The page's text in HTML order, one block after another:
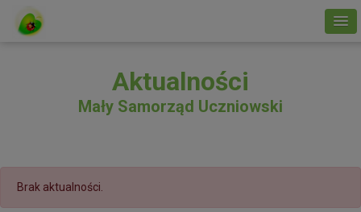
Aktualności
Mały Samorząd Uczniowski
Brak aktualności.